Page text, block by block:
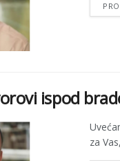
ispod
za